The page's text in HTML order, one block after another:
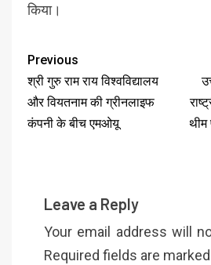
किया।
Previous
श्री गुरु राम राय विश्वविद्यालय
और वियतनाम की ग्रीनलाइफ
कंपनी के बीच एमओयू
थीम
Leave a Reply
Your email address will
Required fields are marked